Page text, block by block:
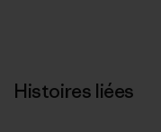
Histoires liées